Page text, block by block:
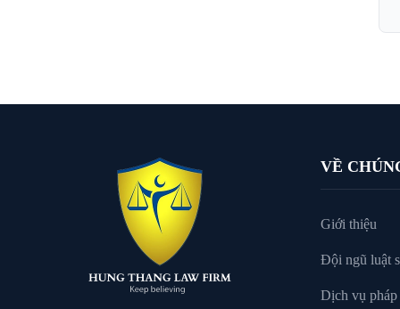
VỀ
Giới thiệu
Đội ngũ luật
Dịch vụ